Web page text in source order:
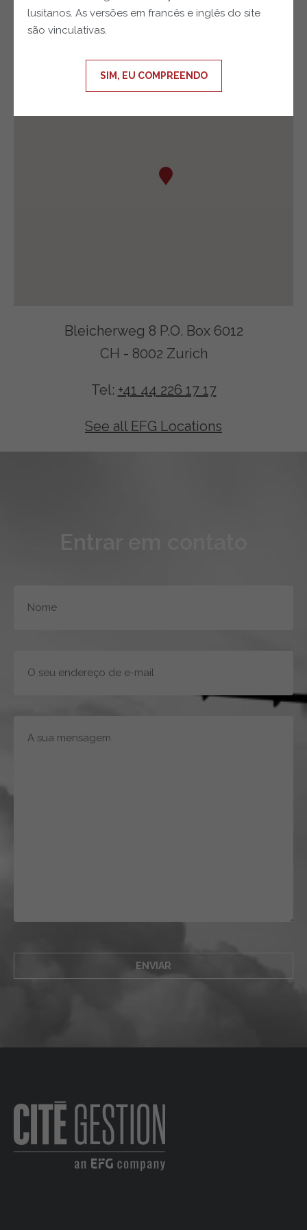
Bleicherweg 8 P.O. Box 6012
CH - 8002 Zurich
Tel: +41 44 226 17 17
See all EFG Locations
ENVIAR
lusitanos. As versões em francês e inglês do site
são vinculativas.
SIM, EU COMPREENDO